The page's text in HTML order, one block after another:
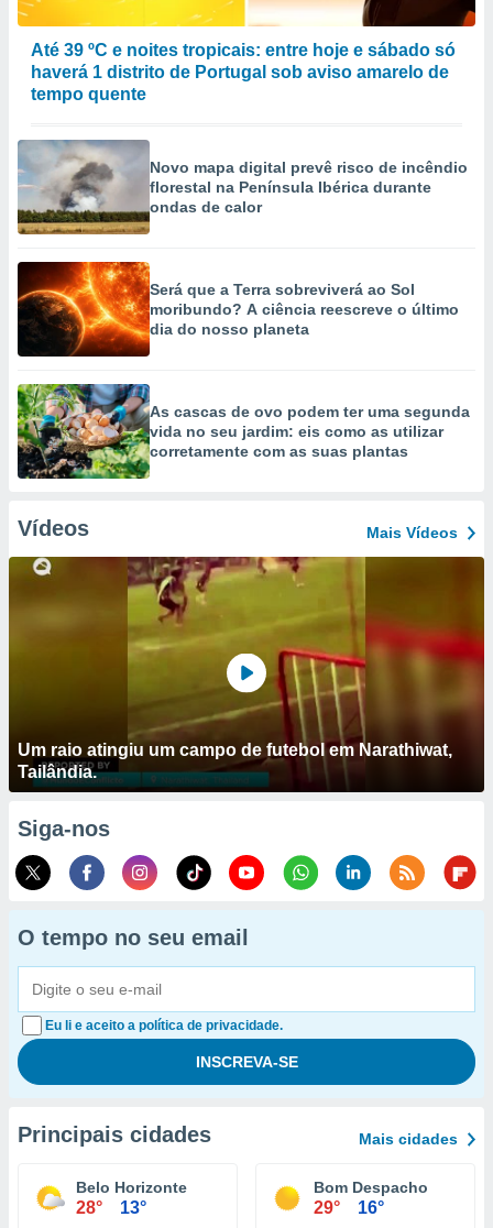
Até 39 ºC e noites tropicais: entre hoje e sábado só
haverá 1 distrito de Portugal sob aviso amarelo de
tempo quente
Novo mapa digital prevê risco de incêndio
florestal na Península Ibérica durante
ondas de calor
Será que a Terra sobreviverá ao Sol
moribundo? A ciência reescreve o último
dia do nosso planeta
As cascas de ovo podem ter uma segunda
vida no seu jardim: eis como as utilizar
corretamente com as suas plantas
Vídeos Mais Vídeos
Um raio atingiu um campo de futebol em Narathiwat,
Tailândia.
Siga-nos
O tempo no seu email
Eu li e aceito a política de privacidade.
Principais cidades Mais cidades
Belo Horizonte
28° 13°
Bom Despacho
29° 16°